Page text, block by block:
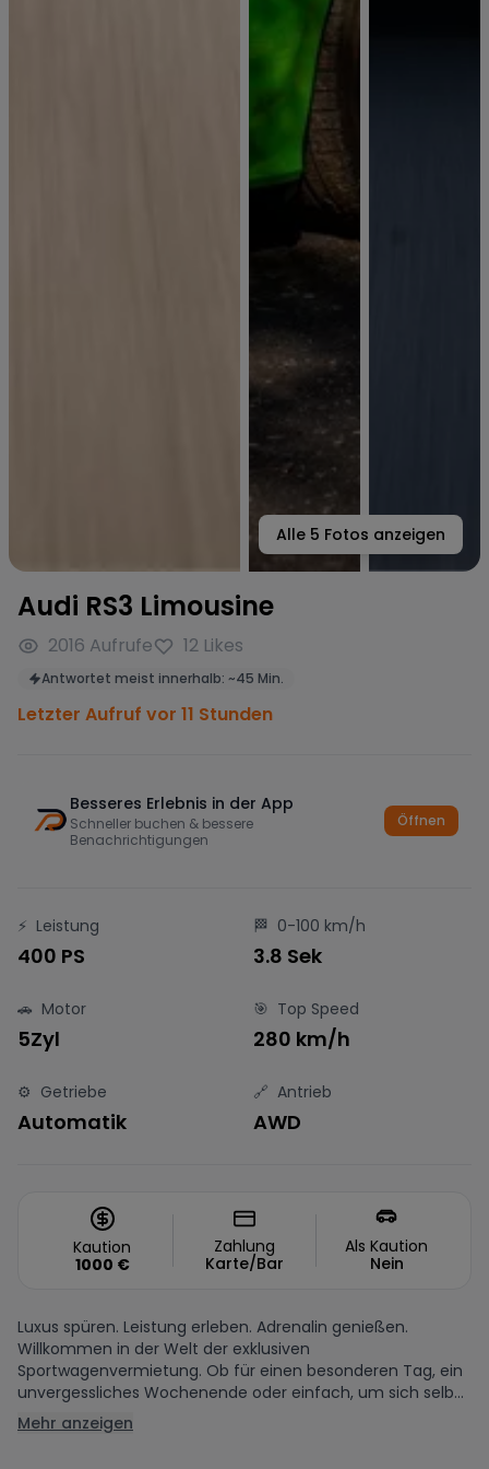
Alle 5 Fotos anzeigen
Audi RS3 Limousine
2016 Aufrufe 12 Likes
Antwortet meist innerhalb: ~45 Min.
Letzter Aufruf vor 11 Stunden
Besseres Erlebnis in der App
Schneller buchen & bessere
Benachrichtigungen
Öffnen
⚡ Leistung
400 PS
🏁 0-100 km/h
3.8 Sek
🚗 Motor
5Zyl
🎯 Top Speed
280 km/h
⚙️ Getriebe
Automatik
🔗 Antrieb
AWD
Kaution
1000 €
Zahlung
Karte/Bar
Als Kaution
Nein
Luxus spüren. Leistung erleben. Adrenalin genießen.
Willkommen in der Welt der exklusiven
Sportwagenvermietung. Ob für einen besonderen Tag, ein
unvergessliches Wochenende oder einfach, um sich selb...
Mehr anzeigen